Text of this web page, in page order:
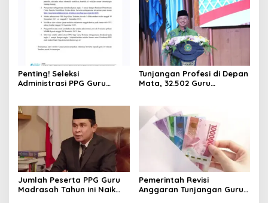
Upaya Penguatan
Profesionalisme Guru
Penting! Seleksi
Administrasi PPG Guru
Tunjangan Profesi di Depan
Mata, 32.502 Guru
Jumlah Peserta PPG Guru
Madrasah Tahun ini Naik
Pemerintah Revisi
Anggaran Tunjangan Guru-